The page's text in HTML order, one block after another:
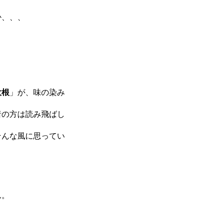
、、
根 」が、味の染み
方は読み飛ばし
んな風に思ってい